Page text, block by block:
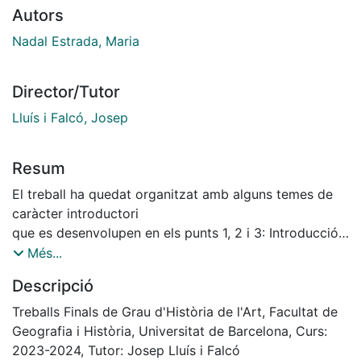
Autors
Nadal Estrada, Maria
Director/Tutor
Lluís i Falcó, Josep
Resum
El treball ha quedat organitzat amb alguns temes de
caràcter introductori
que es desenvolupen en els punts 1, 2 i 3: Introducció,
de la que formen part
D’altra banda, en un punt
4 de resultats presentarem les dades recollides en la
nostra recerca.
Primerament, la informació de les diferents orquestres
Més...
Descripció
Treballs Finals de Grau d'Història de l'Art, Facultat de
Geografia i Història, Universitat de Barcelona, Curs:
2023-2024, Tutor: Josep Lluís i Falcó